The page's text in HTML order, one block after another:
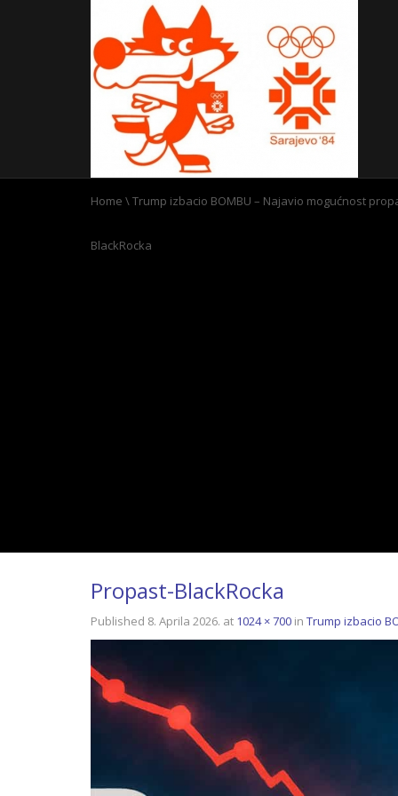
Home \Trump izbacio BOMBU – Najavio mogućnost
BlackRocka
Propast-BlackRocka
Published 8. Aprila 2026. at 1024 × 700 in Trump izbacio